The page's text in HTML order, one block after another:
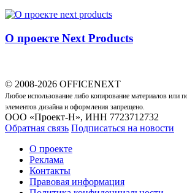
О проекте Next Products
© 2008-2026 OFFICENEXT
Любое использование либо копирование материалов или
элементов дизайна и оформления запрещено.
ООО «Проект-Н», ИНН 7723712732
Обратная связь Подписаться на новости
О проекте
Реклама
Контакты
Правовая информация